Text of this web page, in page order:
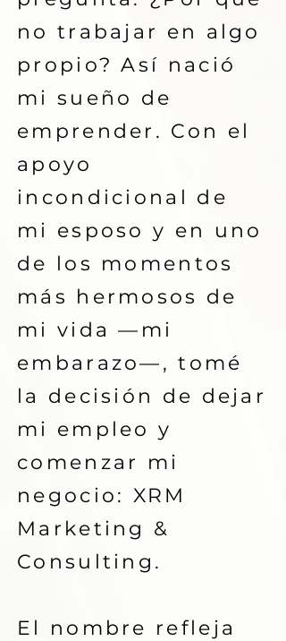
no trabajar en algo
propio? Así nació
mi sueño de
emprender. Con el
apoyo
incondicional de
mi esposo y en uno
de los momentos
más hermosos de
mi vida —mi
embarazo—, tomé
la decisión de dejar
mi empleo y
comenzar mi
negocio: XRM
Marketing &
Consulting.
El nombre refleja